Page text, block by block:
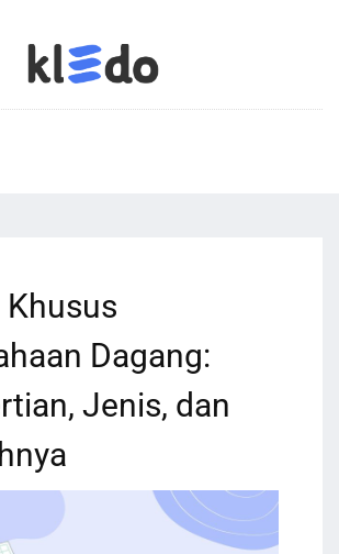
Dagang:
Jenis, dan